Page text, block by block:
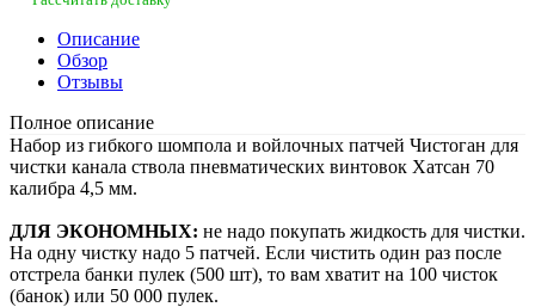
Описание
Обзор
Отзывы
Полное описание
Набор из гибкого шомпола и войлочных патчей Чистоган для
чистки канала ствола пневматических винтовок Хатсан 70
калибра 4,5 мм.
ДЛЯ ЭКОНОМНЫХ: не надо покупать жидкость для чистки.
На одну чистку надо 5 патчей. Если чистить один раз после
отстрела банки пулек (500 шт), то вам хватит на 100 чисток
(банок) или 50 000 пулек.